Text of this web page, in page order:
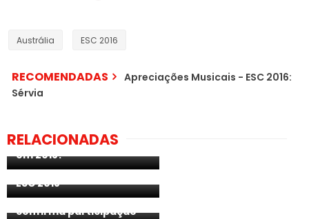
Austrália ESC 2016
RECOMENDADAS
Apreciações Musicais - ESC 2016:
Sérvia
RELACIONADAS
Austrália: final nacional
em 2018?
Austrália: SBS opta por
escolha interna para o
ESC 2018
ESC 2018: Austrália
confirma participação